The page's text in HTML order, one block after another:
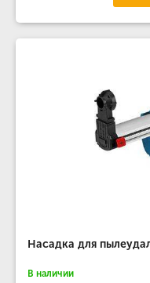
Насадка для
В наличии